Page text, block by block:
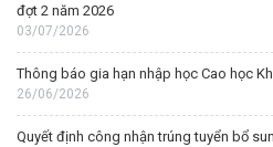
đợt 2 năm 2026
03/07/2026
Thông báo gia hạn nhập học Cao học
26/06/2026
Quyết định công nhận trúng tuyển bổ